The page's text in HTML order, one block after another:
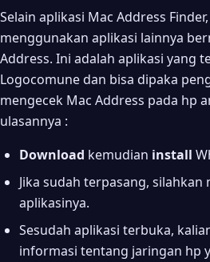
Selain aplikasi Mac Address
menggunakan aplikasi lainnya
Address. Ini adalah aplikasi yang
Logocomune dan bisa dipaka
mengecek Mac Address pada hp
ulasannya :
Download kemudian install
Jika sudah terpasang, silahkan
aplikasinya.
Sesudah aplikasi terbuka,
informasi tentang jaringan hp